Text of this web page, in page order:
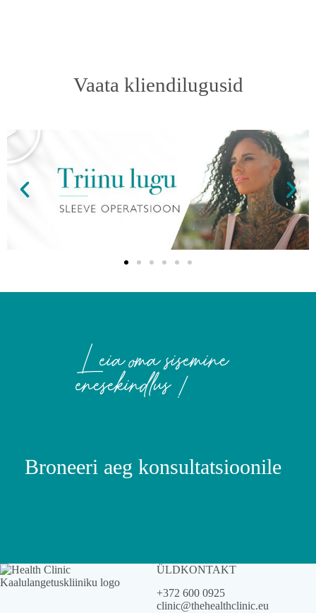
Vaata kliendilugusid
Broneeri aeg konsultatsioonile
Leia oma sisemine
enesekindlus !
ÜLDKONTAKT
+372 600 0925
clinic@thehealthclinic.eu